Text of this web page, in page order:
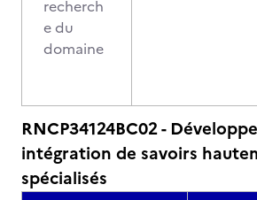
recherch
e du
domaine
RNCP34124BC02 -
intégration de savoirs
spécialisés